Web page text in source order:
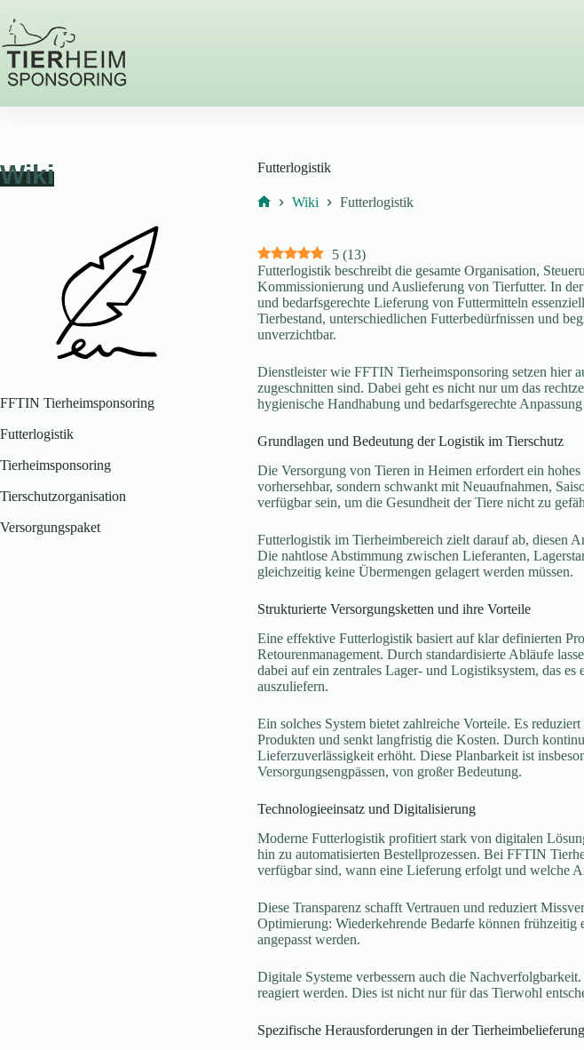
Inhalt
springen
Futterlogistik
Wiki Futterlogistik
5 (13)
Futterlogistik beschreibt die gesamte Organisation,
Kommissionierung und Auslieferung von Tierfutter. In
und bedarfsgerechte Lieferung von Futtermitteln
Tierbestand, unterschiedlichen Futterbedürfnissen und
unverzichtbar.
Dienstleister wie FFTIN Tierheimsponsoring setzen hier
zugeschnitten sind. Dabei geht es nicht nur um das
hygienische Handhabung und bedarfsgerechte
Grundlagen und Bedeutung der Logistik im Tierschutz
Die Versorgung von Tieren in Heimen erfordert ein
vorhersehbar, sondern schwankt mit Neuaufnahmen,
verfügbar sein, um die Gesundheit der Tiere nicht zu
Futterlogistik im Tierheimbereich zielt darauf ab, diesen
Die nahtlose Abstimmung zwischen Lieferanten,
gleichzeitig keine Übermengen gelagert werden müssen.
Strukturierte Versorgungsketten und ihre Vorteile
Eine effektive Futterlogistik basiert auf klar definierten
Retourenmanagement. Durch standardisierte Abläufe
dabei auf ein zentrales Lager- und Logistiksystem, das
auszuliefern.
Ein solches System bietet zahlreiche Vorteile. Es
Produkten und senkt langfristig die Kosten. Durch
Lieferzuverlässigkeit erhöht. Diese Planbarkeit ist
Versorgungsengpässen, von großer Bedeutung.
Technologieeinsatz und Digitalisierung
Moderne Futterlogistik profitiert stark von digitalen
hin zu automatisierten Bestellprozessen. Bei FFTIN
verfügbar sind, wann eine Lieferung erfolgt und welche
Diese Transparenz schafft Vertrauen und reduziert
Optimierung: Wiederkehrende Bedarfe können frühzeitig
angepasst werden.
Digitale Systeme verbessern auch die
reagiert werden. Dies ist nicht nur für das Tierwohl
Spezifische Herausforderungen in der Tierheimbelieferung
Wiki
FFTIN Tierheimsponsoring
Futterlogistik
Tierheimsponsoring
Tierschutzorganisation
Versorgungspaket